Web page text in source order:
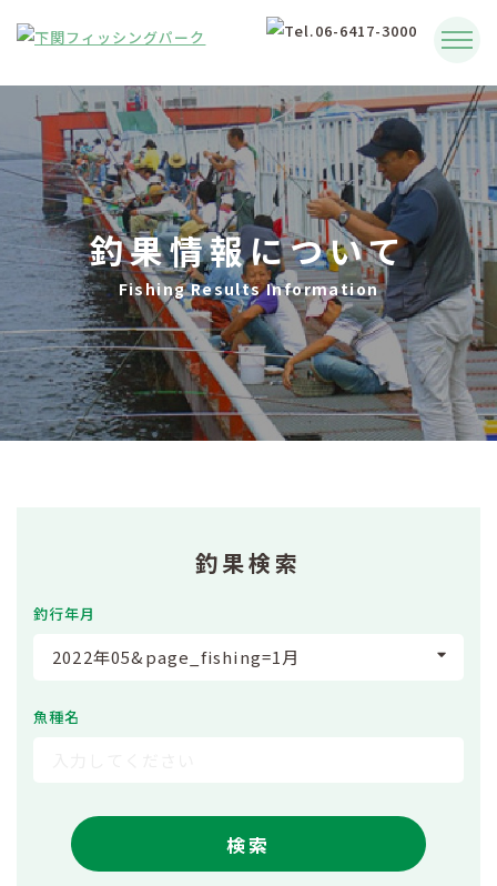
釣果情報について
Fishing Results Information
釣果検索
釣行年月
2022年05&page_fishing=1月
魚種名
検索